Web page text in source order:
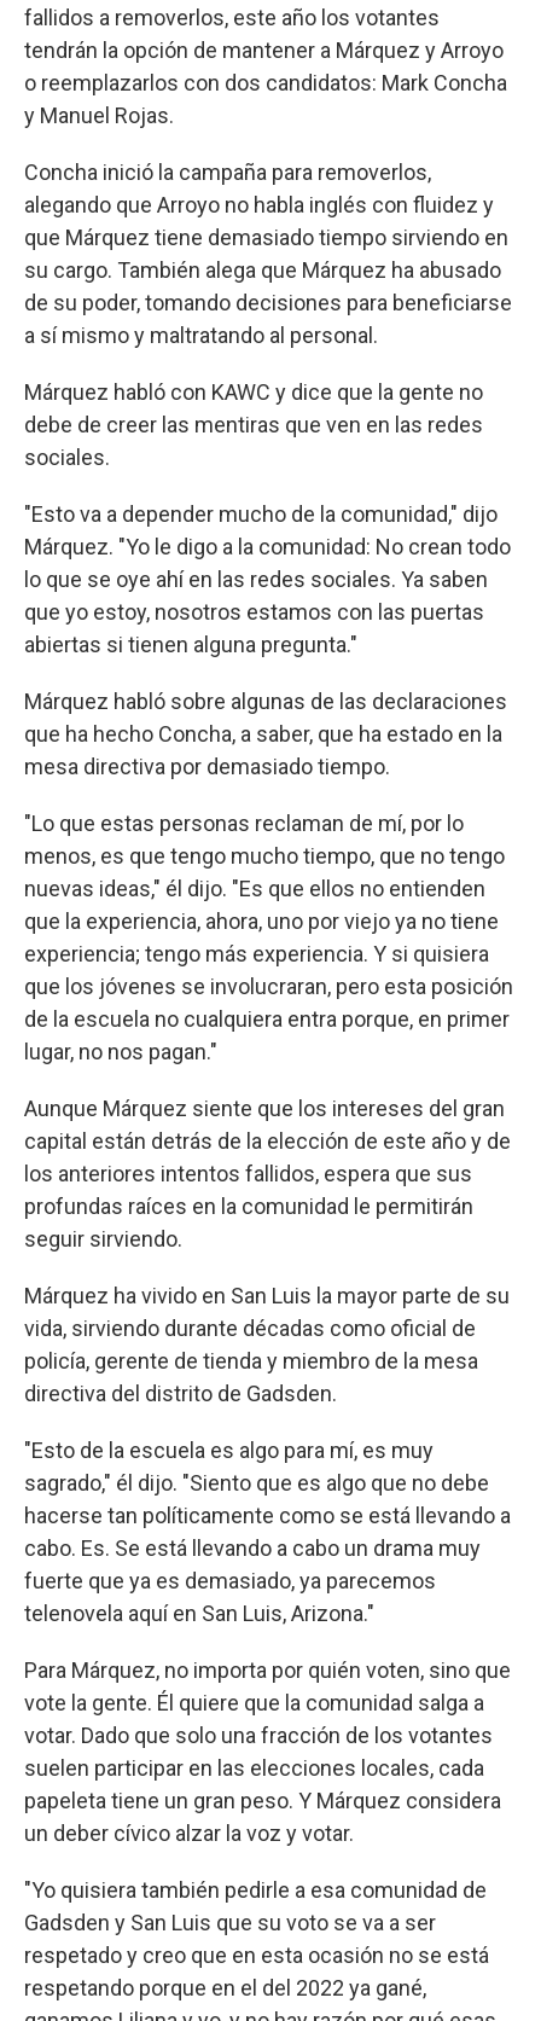
fallidos a removerlos, este año los votantes
tendrán la opción de mantener a Márquez y Arroyo
o reemplazarlos con dos candidatos: Mark Concha
y Manuel Rojas.
Concha inició la campaña para removerlos,
alegando que Arroyo no habla inglés con fluidez y
que Márquez tiene demasiado tiempo sirviendo en
su cargo. También alega que Márquez ha abusado
de su poder, tomando decisiones para beneficiarse
a sí mismo y maltratando al personal.
Márquez habló con KAWC y dice que la gente no
debe de creer las mentiras que ven en las redes
sociales.
"Esto va a depender mucho de la comunidad," dijo
Márquez. "Yo le digo a la comunidad: No crean todo
lo que se oye ahí en las redes sociales. Ya saben
que yo estoy, nosotros estamos con las puertas
abiertas si tienen alguna pregunta."
Márquez habló sobre algunas de las declaraciones
que ha hecho Concha, a saber, que ha estado en la
mesa directiva por demasiado tiempo.
"Lo que estas personas reclaman de mí, por lo
menos, es que tengo mucho tiempo, que no tengo
nuevas ideas," él dijo. "Es que ellos no entienden
que la experiencia, ahora, uno por viejo ya no tiene
experiencia; tengo más experiencia. Y si quisiera
que los jóvenes se involucraran, pero esta posición
de la escuela no cualquiera entra porque, en primer
lugar, no nos pagan."
Aunque Márquez siente que los intereses del gran
capital están detrás de la elección de este año y de
los anteriores intentos fallidos, espera que sus
profundas raíces en la comunidad le permitirán
seguir sirviendo.
Márquez ha vivido en San Luis la mayor parte de su
vida, sirviendo durante décadas como oficial de
policía, gerente de tienda y miembro de la mesa
directiva del distrito de Gadsden.
"Esto de la escuela es algo para mí, es muy
sagrado," él dijo. "Siento que es algo que no debe
hacerse tan políticamente como se está llevando a
cabo. Es. Se está llevando a cabo un drama muy
fuerte que ya es demasiado, ya parecemos
telenovela aquí en San Luis, Arizona."
Para Márquez, no importa por quién voten, sino que
vote la gente. Él quiere que la comunidad salga a
votar. Dado que solo una fracción de los votantes
suelen participar en las elecciones locales, cada
papeleta tiene un gran peso. Y Márquez considera
un deber cívico alzar la voz y votar.
"Yo quisiera también pedirle a esa comunidad de
Gadsden y San Luis que su voto se va a ser
respetado y creo que en esta ocasión no se está
respetando porque en el del 2022 ya gané,